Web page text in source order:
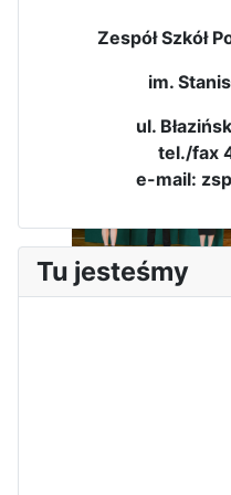
Zawody
Apel z okazji 235-
Zespół Szkół
im.
ul.
tel./fax
e-mail:
Tu jesteśmy